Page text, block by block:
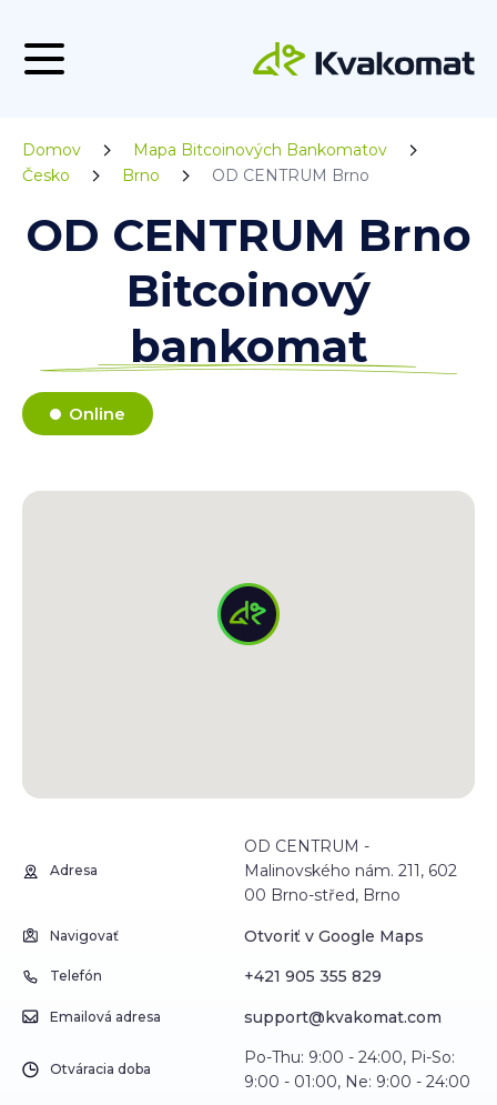
Domov
Mapa Bitcoinových Bankomatov
Česko
Brno OD CENTRUM Brno
OD CENTRUM Brno
Bitcoinový
bankomat
Online
Adresa
OD CENTRUM -
Malinovského nám. 211, 602
00 Brno-střed, Brno
Navigovať Otvoriť v Google Maps
Telefón +421 905 355 829
Emailová adresa support@kvakomat.com
Otváracia doba
Po-Thu: 9:00 - 24:00, Pi-So:
9:00 - 01:00, Ne: 9:00 - 24:00